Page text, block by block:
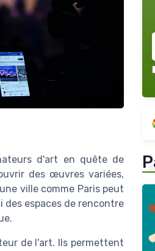
d'art en quête de
des œuvres variées,
ville comme Paris peut
des espaces de rencontre
de l'art. Ils permettent